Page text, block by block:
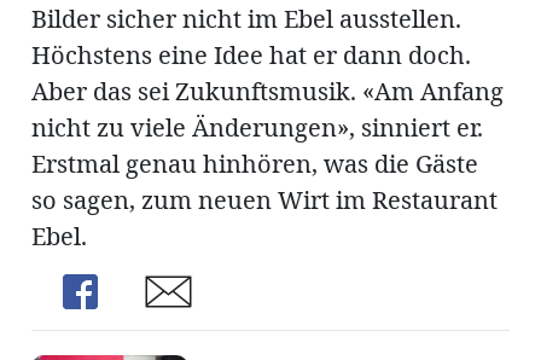
Bilder sicher nicht im Ebel ausstellen.
Höchstens eine Idee hat er dann doch.
Aber das sei Zukunftsmusik. «Am Anfang
nicht zu viele Änderungen», sinniert er.
Erstmal genau hinhören, was die Gäste
so sagen, zum neuen Wirt im Restaurant
Ebel.
Share
Share